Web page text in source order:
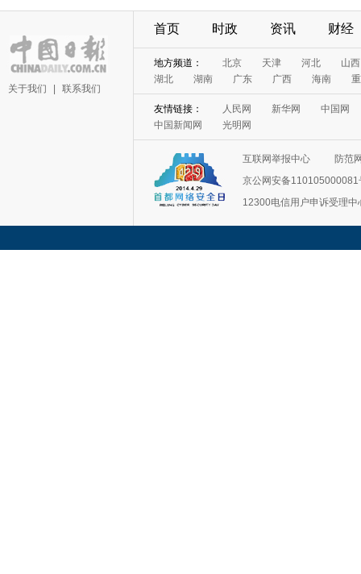
关于我们 联系我们
首页 时政 资讯 财经
地方频道： 北京 天津 河北
山西
湖北
湖南 广东 广西 海南
友情链接： 人民网 新华网
中国网
中国新闻网
光明网
互联网举报中心
防范
京公网安备110105000081
12300电信用户申诉受理中